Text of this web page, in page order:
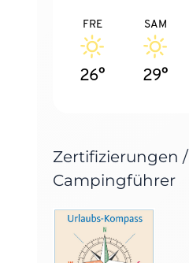
FRE
26°
SAM
29°
Zertifizierungen /
Campingführer